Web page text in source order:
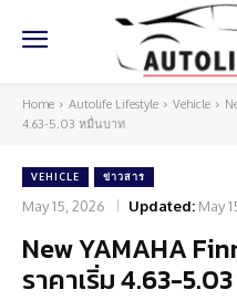
Home Autolife Lifestyle Vehicle
4.63-5.03 หมื่นบาท
VEHICLE ข่าวสาร
May 15, 2026 Updated: May
New YAMAHA
ราคาเริ่ม 4.63-